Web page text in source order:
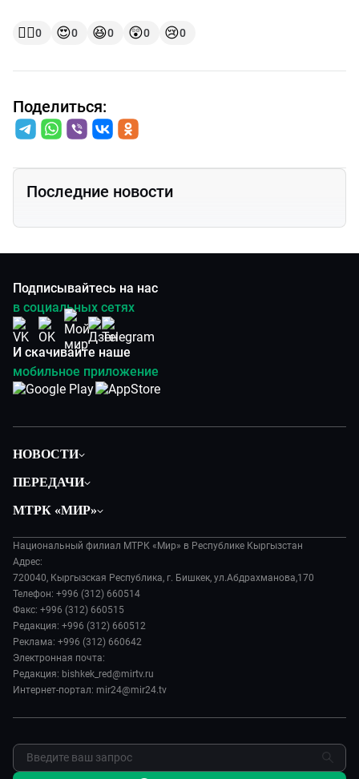
👍🏻0 😍0 😆0 😲0 😢0
Поделиться:
Последние новости
Подписывайтесь на нас
в социальных сетях
И скачивайте наше
мобильное приложение
НОВОСТИ
Экономика
Происшествия
Наука и технологии
Спорт
Культура
ПЕРЕДАЧИ
Вместе выгодно
Евразия. Культурно
Евразия. Регионы
Наши иностранцы
Пять причин поехать в...
Сделано в Содружестве
МТРК «МИР»
История
Руководство
Лица мира
Пресса о нас
Карьера
Реклама
Национальный филиал МТРК «Мир» в Республике Кыргызстан
Адрес:
720040, Кыргызская Республика, г. Бишкек, ул.Абдрахманова,170
Телефон: +996 (312) 660514
Факс: +996 (312) 660515
Редакция: +996 (312) 660512
Реклама: +996 (312) 660642
Электронная почта:
Редакция: bishkek_red@mirtv.ru
Интернет-портал: mir24@mir24.tv